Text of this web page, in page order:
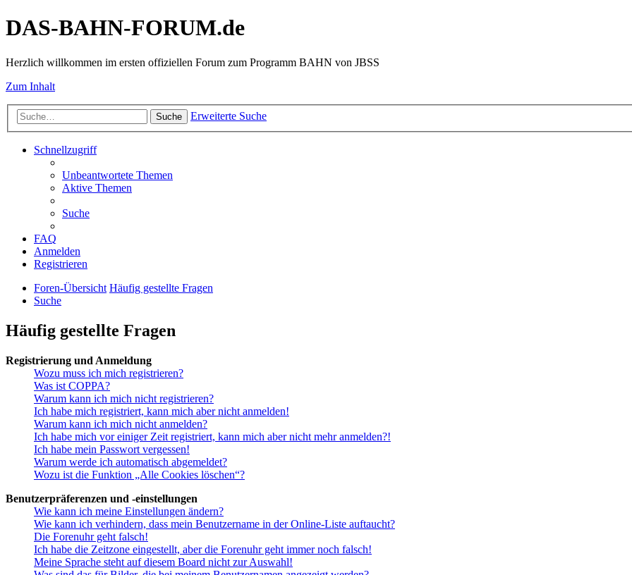
DAS-BAHN-FORUM.de
Herzlich willkommen im ersten offiziellen Forum zum Programm BAHN von JBSS
Zum Inhalt
Suche Erweiterte Suche
Schnellzugriff
Unbeantwortete Themen
Aktive Themen
Suche
FAQ
Anmelden
Registrieren
Foren-Übersicht Häufig gestellte Fragen
Suche
Häufig gestellte Fragen
Registrierung und Anmeldung
Wozu muss ich mich registrieren?
Was ist COPPA?
Warum kann ich mich nicht registrieren?
Ich habe mich registriert, kann mich aber nicht anmelden!
Warum kann ich mich nicht anmelden?
Ich habe mich vor einiger Zeit registriert, kann mich aber nicht mehr anmelden?!
Ich habe mein Passwort vergessen!
Warum werde ich automatisch abgemeldet?
Wozu ist die Funktion „Alle Cookies löschen“?
Benutzerpräferenzen und -einstellungen
Wie kann ich meine Einstellungen ändern?
Wie kann ich verhindern, dass mein Benutzername in der Online-Liste auftaucht?
Die Forenuhr geht falsch!
Ich habe die Zeitzone eingestellt, aber die Forenuhr geht immer noch falsch!
Meine Sprache steht auf diesem Board nicht zur Auswahl!